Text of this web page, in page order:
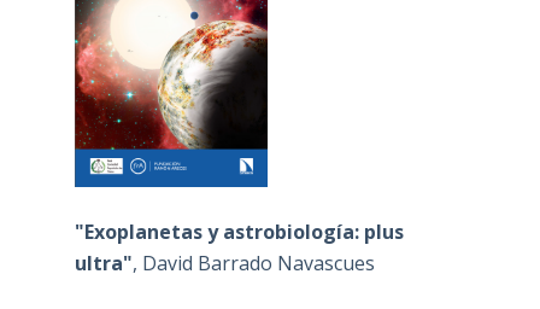
"Exoplanetas y astrobiología: plus
ultra", David Barrado Navascues